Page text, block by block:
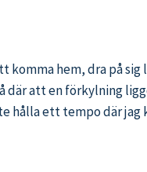
hem, dra på
där att en förkylning
ett tempo där jag